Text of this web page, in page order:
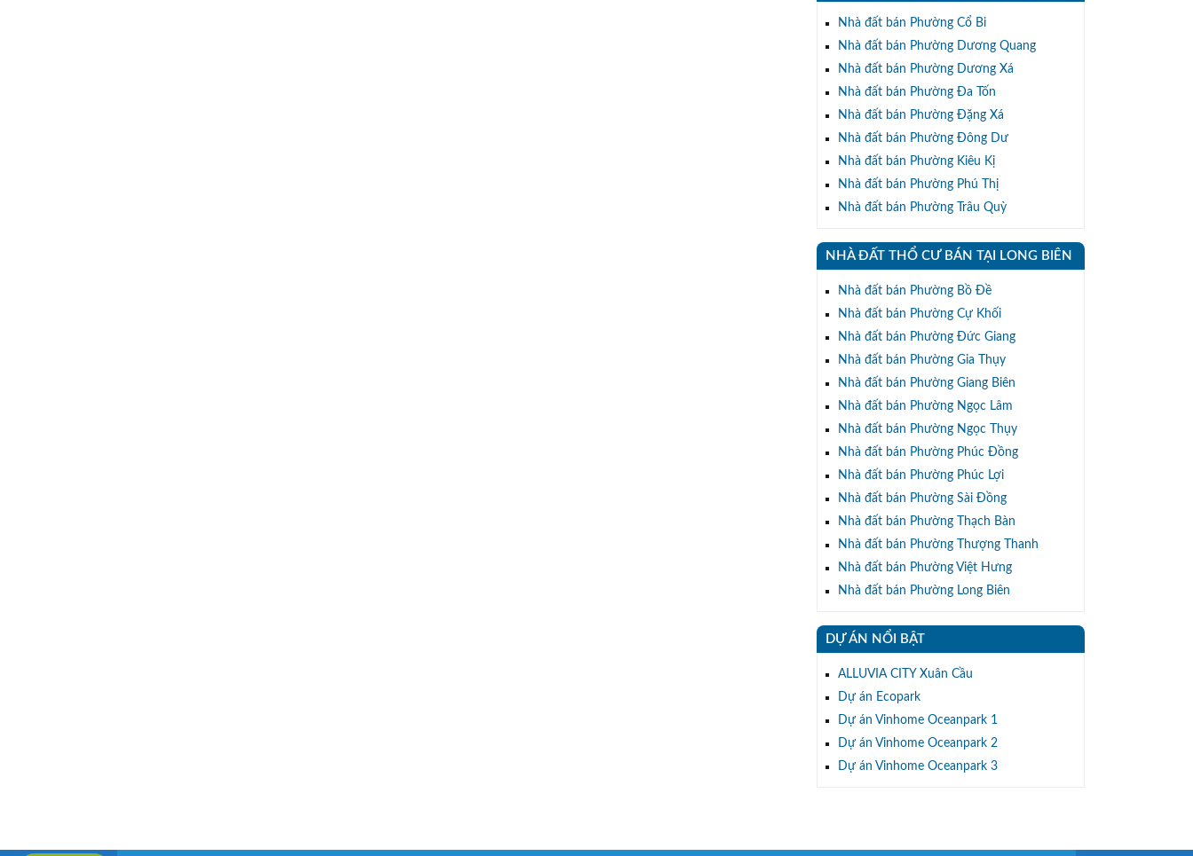
Nhà đất bán Phường Cổ Bi
Nhà đất bán Phường Dương Quang
Nhà đất bán Phường Dương Xá
Nhà đất bán Phường Đa Tốn
Nhà đất bán Phường Đặng Xá
Nhà đất bán Phường Đông Dư
Nhà đất bán Phường Kiêu Kị
Nhà đất bán Phường Phú Thị
Nhà đất bán Phường Trâu Quỳ
NHÀ ĐẤT THỔ CƯ BÁN TẠI LONG BIÊN
Nhà đất bán Phường Bồ Đề
Nhà đất bán Phường Cự Khối
Nhà đất bán Phường Đức Giang
Nhà đất bán Phường Gia Thụy
Nhà đất bán Phường Giang Biên
Nhà đất bán Phường Ngọc Lâm
Nhà đất bán Phường Ngọc Thụy
Nhà đất bán Phường Phúc Đồng
Nhà đất bán Phường Phúc Lợi
Nhà đất bán Phường Sài Đồng
Nhà đất bán Phường Thạch Bàn
Nhà đất bán Phường Thượng Thanh
Nhà đất bán Phường Việt Hưng
Nhà đất bán Phường Long Biên
DỰ ÁN NỔI BẬT
ALLUVIA CITY Xuân Cầu
Dự án Ecopark
Dự án Vinhome Oceanpark 1
Dự án Vinhome Oceanpark 2
Dự án Vinhome Oceanpark 3